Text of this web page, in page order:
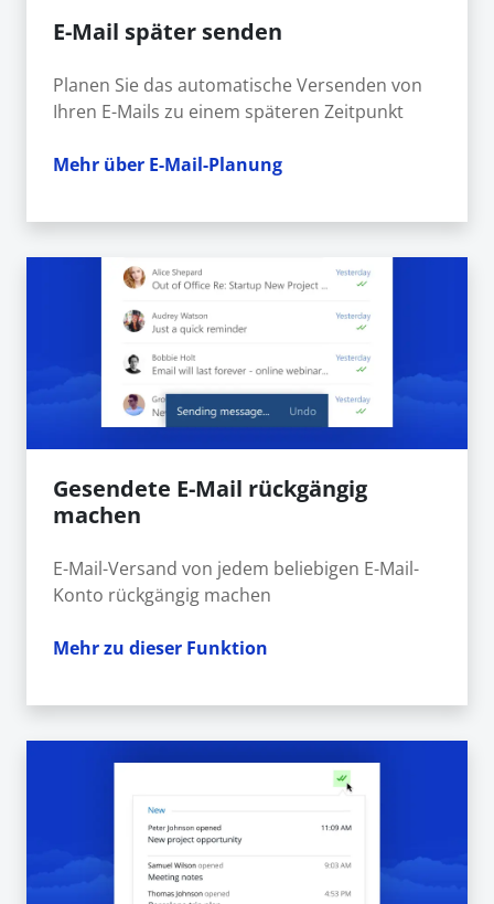
E-Mail später senden
Planen Sie das automatische Versenden von
Ihren E-Mails zu einem späteren Zeitpunkt
Mehr über E-Mail-Planung
Gesendete E-Mail rückgängig
machen
E-Mail-Versand von jedem beliebigen E-Mail-
Konto rückgängig machen
Mehr zu dieser Funktion